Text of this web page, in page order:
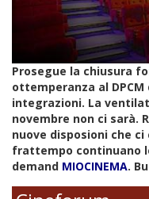
Prosegue la chiusura
ottemperanza al
integrazioni. La
novembre non ci sarà.
nuove disposioni che
frattempo continuano
demand MIOCINEMA.